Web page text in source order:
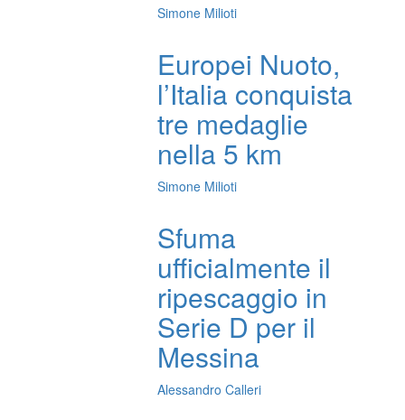
Simone Milioti
Europei Nuoto,
l’Italia conquista
tre medaglie
nella 5 km
Simone Milioti
Sfuma
ufficialmente il
ripescaggio in
Serie D per il
Messina
Alessandro Calleri